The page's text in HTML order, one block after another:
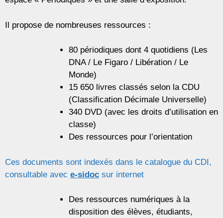
Il propose de nombreuses ressources :
80 périodiques dont 4 quotidiens (Les
DNA / Le Figaro / Libération / Le
Monde)
15 650 livres classés selon la CDU
(Classification Décimale Universelle)
340 DVD (avec les droits d’utilisation en
classe)
Des ressources pour l’orientation
Ces documents sont indexés dans le catalogue du CDI,
consultable avec e-sidoc sur internet
Des ressources numériques à la
disposition des élèves, étudiants,